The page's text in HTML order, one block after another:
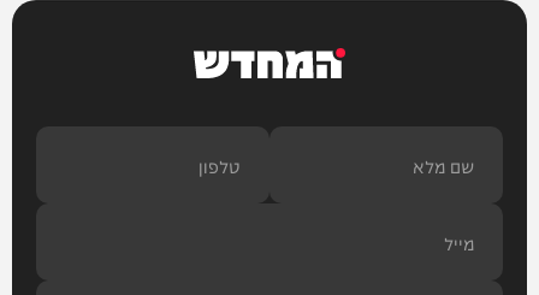
המחדש